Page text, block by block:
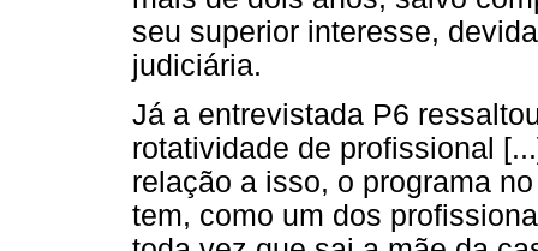
seu superior interesse,
judiciária.
Já a entrevistada P6
rotatividade de profissional
relação a isso, o programa
tem, como um dos